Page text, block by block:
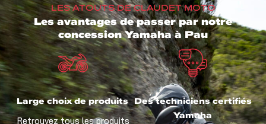
LES ATOUTS DE CLAUDET MOTO
Les avantages de passer par notre
concession Yamaha à Pau
Large choix de produits
Retrouvez tous les produits
Des techniciens certifiés
Yamaha